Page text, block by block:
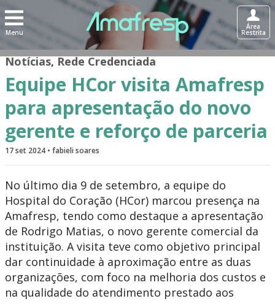
Menu
Área
Restrita
Notícias,Rede Credenciada
Equipe HCor visita Amafresp
para apresentação do novo
gerente e reforço de parceria
17 set 2024 • fabieli soares
No último dia 9 de setembro, a equipe do
Hospital do Coração (HCor) marcou presença na
Amafresp, tendo como destaque a apresentação
de Rodrigo Matias, o novo gerente comercial da
instituição. A visita teve como objetivo principal
dar continuidade à aproximação entre as duas
organizações, com foco na melhoria dos custos e
na qualidade do atendimento prestado aos